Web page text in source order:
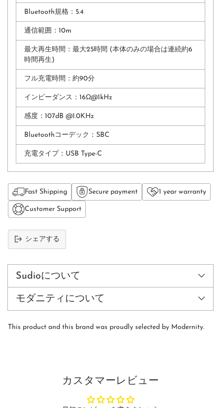
Bluetooth規格：5.4
通信範囲：10m
最大再⽣時間：最⼤25時間 (本体のみの場合は連続約6
時間再生)
フル充電時間：約90分
インピーダンス： 16Ω@1kHz
感度： 107dB @1.0KHz
Bluetoothコーデック： SBC
充電タイプ： USB Type-C
Fast Shipping Secure payment 1 year warranty
Customer Support
シェアする
ー
追
Sudioについて
モダニティについて
This product and this brand was proudly selected by Modernity.
カスタマーレビュー